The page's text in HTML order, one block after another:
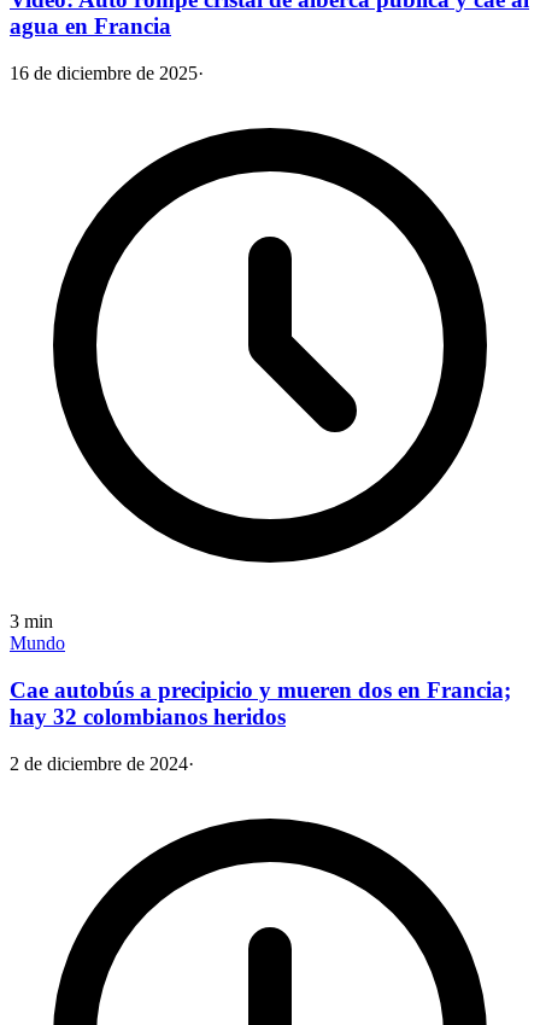
agua en Francia
16 de diciembre de 2025·
3 min
Mundo
Cae autobús a precipicio y mueren dos en Francia;
hay 32 colombianos heridos
2 de diciembre de 2024·